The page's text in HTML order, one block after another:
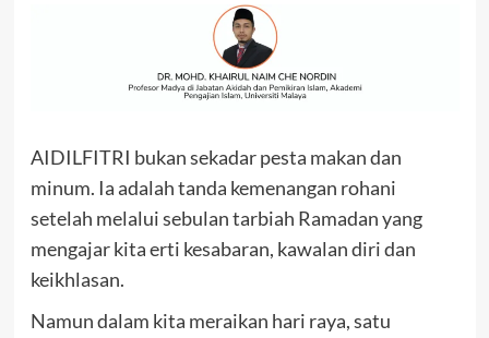
AIDILFITRI bukan sekadar pesta makan dan
minum. Ia adalah tanda kemenangan rohani
setelah melalui sebulan tarbiah Ramadan yang
mengajar kita erti kesabaran, kawalan diri dan
keikhlasan.
Namun dalam kita meraikan hari raya, satu